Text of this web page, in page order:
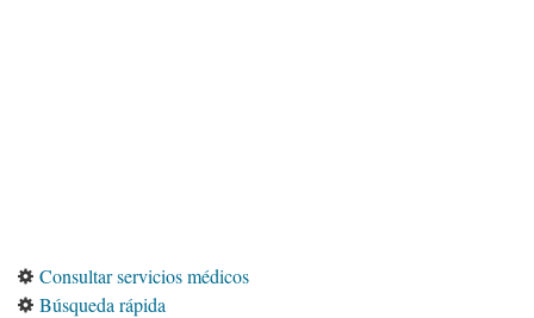
Consultar servicios médicos
Búsqueda rápida